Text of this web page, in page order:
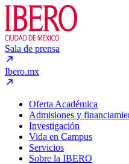
Sala de prensa
Ibero.mx
Oferta Académica
Admisiones y
Investigación
Vida en Campus
Servicios
Sobre la IBERO